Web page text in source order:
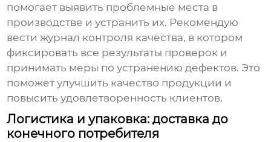
помогает выявить проблемные места в
производстве и устранить их. Рекомендую
вести журнал контроля качества, в котором
фиксировать все результаты проверок и
принимать меры по устранению дефектов. Это
поможет улучшить качество продукции и
повысить удовлетворенность клиентов.
Логистика и упаковка: доставка до
конечного потребителя